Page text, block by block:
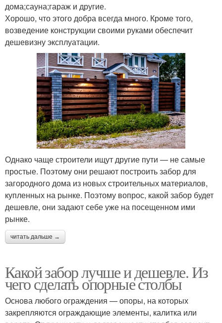
дома;сауна;гараж и другие.
Хорошо, что этого добра всегда много. Кроме того,
возведение конструкции своими руками обеспечит
дешевизну эксплуатации.
Однако чаще строители ищут другие пути — не самые
простые. Поэтому они решают построить забор для
загородного дома из новых строительных материалов,
купленных на рынке. Поэтому вопрос, какой забор будет
дешевле, они задают себе уже на посещенном ими
рынке.
читать дальше →
Какой забор лучше и дешевле. Из
чего сделать опорные столбы
Основа любого ограждения — опоры, на которых
закрепляются ограждающие элементы, калитка или